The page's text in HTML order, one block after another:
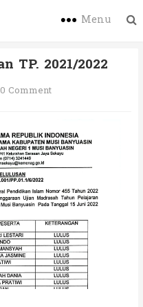
Menu
TP. 2021/2022
Comment